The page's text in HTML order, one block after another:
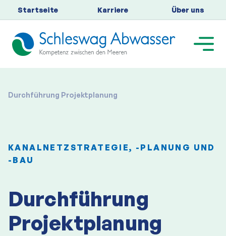
Startseite Karriere Über uns
Durchführung Projektplanung
KANALNETZSTRATEGIE, -PLANUNG UND
-BAU
Durchführung
Projektplanung